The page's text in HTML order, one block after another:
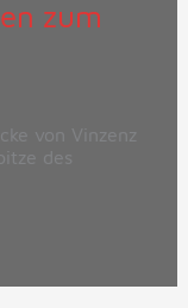
zum
von Vinzenz
des